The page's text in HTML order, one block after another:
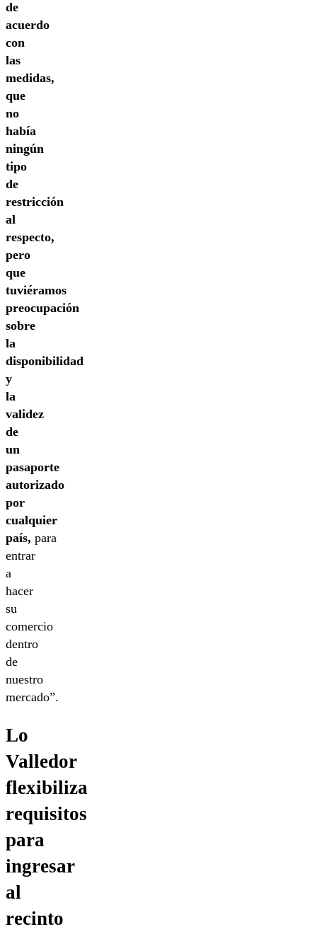
de
acuerdo
con
las
medidas,
que
no
había
ningún
tipo
de
restricción
al
respecto,
pero
que
tuviéramos
preocupación
sobre
la
disponibilidad
y
la
validez
de
un
pasaporte
autorizado
por
cualquier
país, para
entrar
a
hacer
su
comercio
dentro
de
nuestro
mercado”.
Lo
Valledor
flexibiliza
requisitos
para
ingresar
al
recinto